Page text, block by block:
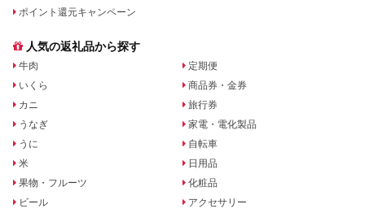
ポイント還元キャンペーン
人気の返礼品から探す
牛肉
いくら
カニ
うなぎ
うに
米
果物・フルーツ
ビール
定期便
商品券・金券
旅行券
家電・電化製品
自転車
日用品
化粧品
アクセサリー